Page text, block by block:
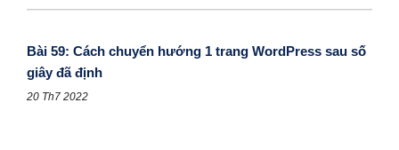
Bài 59: Cách chuyển hướng 1 trang WordPress sau số
giây đã định
20 Th7 2022